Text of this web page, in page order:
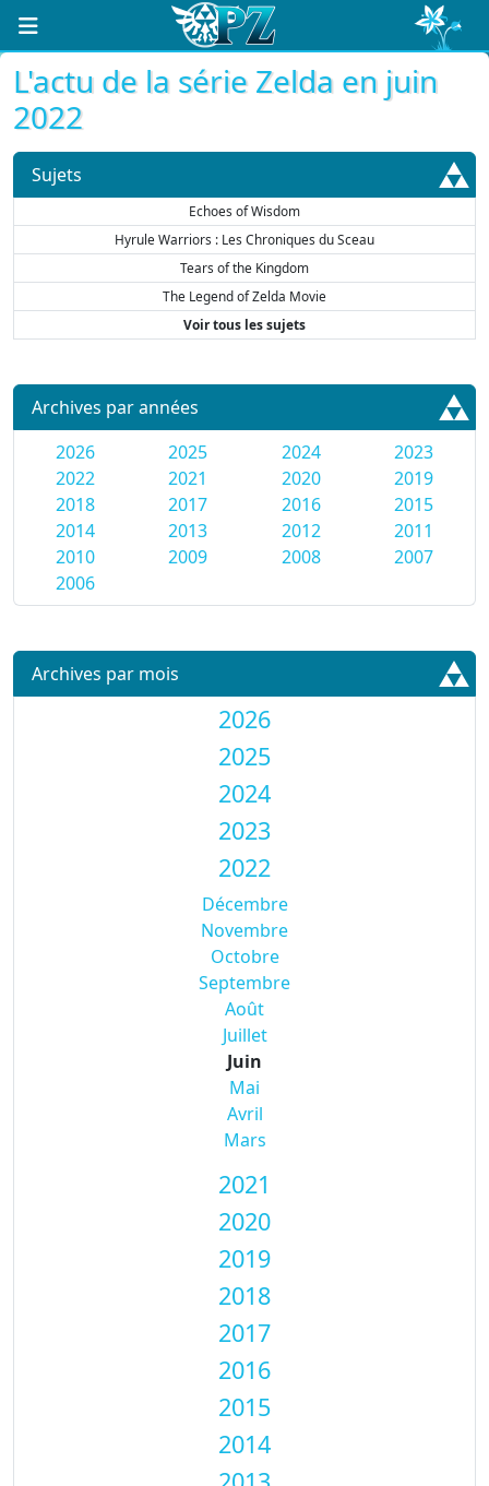
L'actu de la série Zelda en juin
2022
Sujets
Echoes of Wisdom
Hyrule Warriors : Les Chroniques du Sceau
Tears of the Kingdom
The Legend of Zelda Movie
Voir tous les sujets
Archives par années
2026
2025 2024
2023
2022
2021 2020
2019
2018
2017 2016
2015
2014
2013 2012
2011
2010
2009 2008
2007
2006
Archives par mois
2026
2025
2024
2023
2022
Décembre
Novembre
Octobre
Septembre
Août
Juillet
Juin
Mai
Avril
Mars
2021
2020
2019
2018
2017
2016
2015
2014